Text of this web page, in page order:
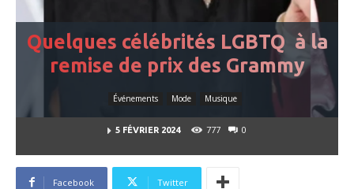
Quelques célébrités LGBTQ à la
remise de prix des Grammy
Événements Mode Musique
5 FÉVRIER 2024 777 0
Facebook Twitter